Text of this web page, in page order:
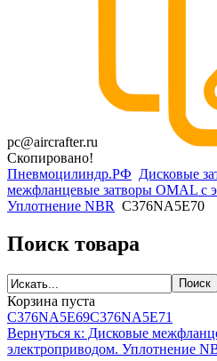
pc@aircrafter.ru
Скопировано!
Пневмоцилиндр.РФ Дисковые
межфланцевые затворы OMAL c
Уплотнение NBR C376NA5E70
Поиск товара
Корзина пуста
C376NA5E69C376NA5E71
Вернуться к: Дисковые
электроприводом. Уплотнение